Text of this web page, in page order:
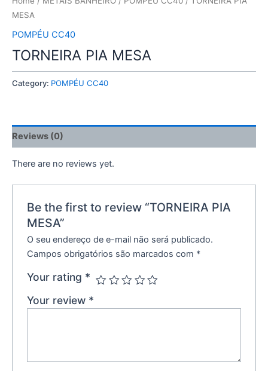
MESA
POMPÉU CC40
TORNEIRA PIA MESA
Category: POMPÉU CC40
Reviews (0)
There are no reviews yet.
Be the first to review “TORNEIRA PIA
MESA”
O seu endereço de e-mail não será publicado.
Campos obrigatórios são marcados com *
Your rating *
Your review *